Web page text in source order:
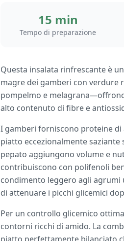
15 min
Tempo di preparazione
Questa insalata rinfrescante è
magre dei gamberi con verdure
pompelmo e
alto contenuto di fibre e
I gamberi forniscono proteine
piatto eccezionalmente
pepato aggiungono volume e
contribuiscono con polifenoli
condimento leggero agli agrumi
di attenuare i picchi glicemici
Per un controllo glicemico
contorni ricchi di amido. La